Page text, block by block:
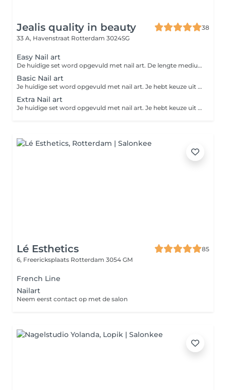
Jealis quality in beauty
38
33 A, Havenstraat Rotterdam 3024SG
Easy Nail art
De huidige set word opgevuld met nail art. De lengte medium kort is tot een halve tip. Wil je meer dan de helft van de tip aan lengte? Kies dan voor de optie lang. Je hebt keuze uit 2 nagels met swirl design, twee nagels met een aantal steentjes, 2 grote metalen versieringen, verschillende soorten stickers of marble. Vergeet niet om eventuele reparaties bij te boeken.
Basic Nail art
Je huidige set word opgevuld met nail art. Je hebt keuze uit 10 nagels met swirl design, 4 aura nagels met klein design, 4 french / babyboom, chrome met line nail art, 10 nagels abstracte nail art. Dit zijn kleine designs. Wil je liever een uitgebreid design? Kijk dan bij extra of extreem nailart? Vergeet niet om eventuele reparaties bij te boeken.
Extra Nail art
Je huidige set word opgevuld met nail art. Je hebt keuze uit verschillende soorten designs voor je nagels. Denk hierbij aan bijvoorbeeld: Mini 3D nail art, op 10 nagels kleine nail art, combinatie van easy nail art op alle nagels. Kies in het menu de juiste lengte van jouw nagels. Kort/medium staat voor een lengte tot een halve tip. Wil je een lengte van een halve tip of meer? Kies dan voor de lange lengte.
Lé Esthetics
85
6, Freericksplaats Rotterdam 3054 GM
French Line
Nailart
Neem eerst contact op met de salon